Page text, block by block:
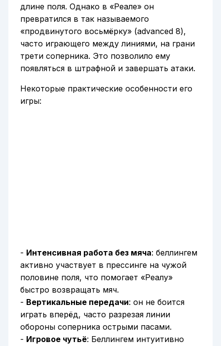
длине поля. Однако в «Реале» он
превратился в так называемого
«продвинутого восьмёрку» (advanced 8),
часто играющего между линиями, на грани
трети соперника. Это позволило ему
появляться в штрафной и завершать атаки.
Некоторые практические особенности его
игры:
- Интенсивная работа без мяча: беллингем
активно участвует в прессинге на чужой
половине поля, что помогает «Реалу»
быстро возвращать мяч.
- Вертикальные передачи: он не боится
играть вперёд, часто разрезая линии
обороны соперника острыми пасами.
- Игровое чутьё: Беллингем интуитивно